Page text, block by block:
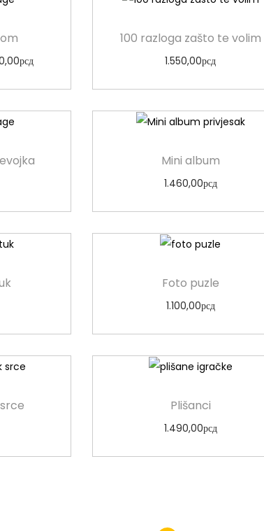
рсд
100 razloga zašto te volim
1.550,00рсд
Mini album
1.460,00рсд
Foto puzle
1.100,00рсд
Plišanci
1.490,00рсд